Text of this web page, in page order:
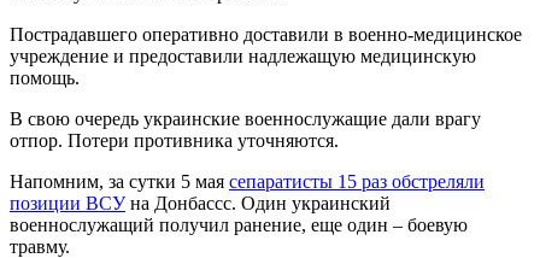
Пострадавшего оперативно доставили в военно-медицинское
учреждение и предоставили надлежащую медицинскую
помощь.
В свою очередь украинские военнослужащие дали врагу
отпор. Потери противника уточняются.
Напомним, за сутки 5 мая сепаратисты 15 раз обстреляли
позиции ВСУна Донбассс. Один украинский
военнослужащий получил ранение, еще один – боевую
травму.